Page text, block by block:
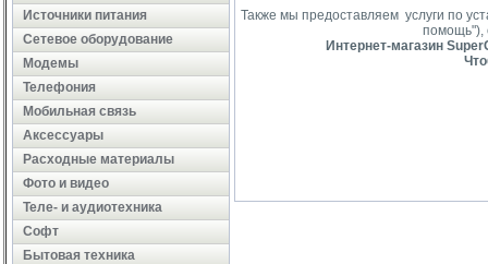
Источники питания
Сетевое оборудование
Модемы
Телефония
Мобильная связь
Аксессуары
Расходные материалы
Фото и видео
Теле- и аудиотехника
Софт
Бытовая техника
Также мы предоставляем услуги по
помощь"),
Интернет-магазин